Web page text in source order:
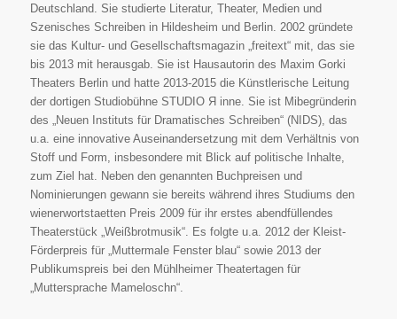
Deutschland. Sie studierte Literatur, Theater, Medien und
Szenisches Schreiben in Hildesheim und Berlin. 2002 gründete
sie das Kultur- und Gesellschaftsmagazin „freitext“ mit, das sie
bis 2013 mit herausgab. Sie ist Hausautorin des Maxim Gorki
Theaters Berlin und hatte 2013-2015 die Künstlerische Leitung
der dortigen Studiobühne STUDIO Я inne. Sie ist Mibegründerin
des „Neuen Instituts für Dramatisches Schreiben“ (NIDS), das
u.a. eine innovative Auseinandersetzung mit dem Verhältnis von
Stoff und Form, insbesondere mit Blick auf politische Inhalte,
zum Ziel hat. Neben den genannten Buchpreisen und
Nominierungen gewann sie bereits während ihres Studiums den
wienerwortstaetten Preis 2009 für ihr erstes abendfüllendes
Theaterstück „Weißbrotmusik“. Es folgte u.a. 2012 der Kleist-
Förderpreis für „Muttermale Fenster blau“ sowie 2013 der
Publikumspreis bei den Mühlheimer Theatertagen für
„Muttersprache Mameloschn“.